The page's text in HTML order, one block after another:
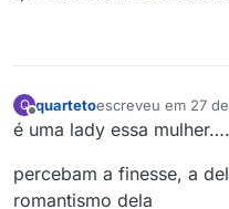
Q
Offline
quartetoescreveu em 27
última edição por
é uma lady essa mulher….
percebam a finesse, a
romantismo dela